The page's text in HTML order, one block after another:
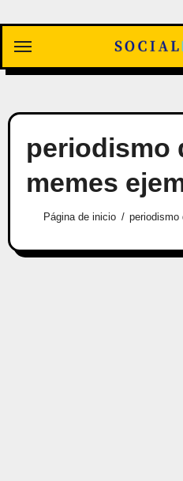
contenido
periodismo
memes
Página de inicio periodismo